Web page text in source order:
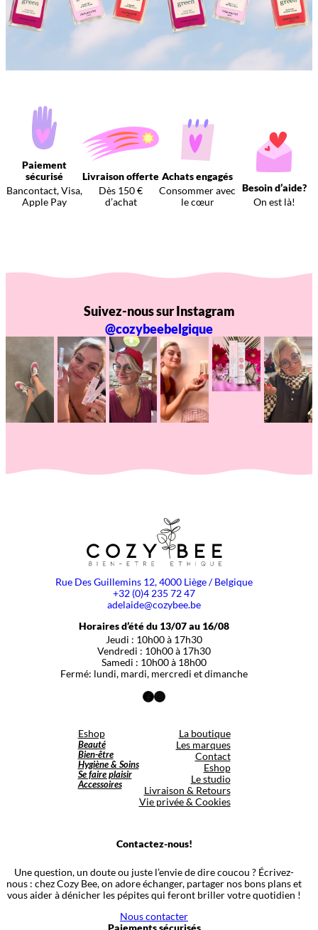
Paiement
sécurisé
Bancontact, Visa,
Apple Pay
Livraison offerte
Dès 150 €
d’achat
Achats engagés
Consommer avec
le cœur
Besoin d’aide?
On est là!
Suivez-nous sur Instagram
@cozybeebelgique
Rue Des Guillemins 12, 4000 Liège / Belgique
+32 (0)4 235 72 47
adelaide@cozybee.be
Horaires d’été du 13/07 au 16/08
Jeudi : 10h00 à 17h30
Vendredi : 10h00 à 17h30
Samedi : 10h00 à 18h00
Fermé: lundi, mardi, mercredi et dimanche
Facebook
Instagram
Eshop
Beauté
Bien-être
Hygiène & Soins
Se faire plaisir
Accessoires
La boutique
Les marques
Contact
Eshop
Le studio
Livraison & Retours
Vie privée & Cookies
Contactez-nous!
Une question, un doute ou juste l’envie de dire coucou ? Écrivez-
nous : chez Cozy Bee, on adore échanger, partager nos bons plans et
vous aider à dénicher les pépites qui feront briller votre quotidien !
Nous contacter
Paiements sécurisés